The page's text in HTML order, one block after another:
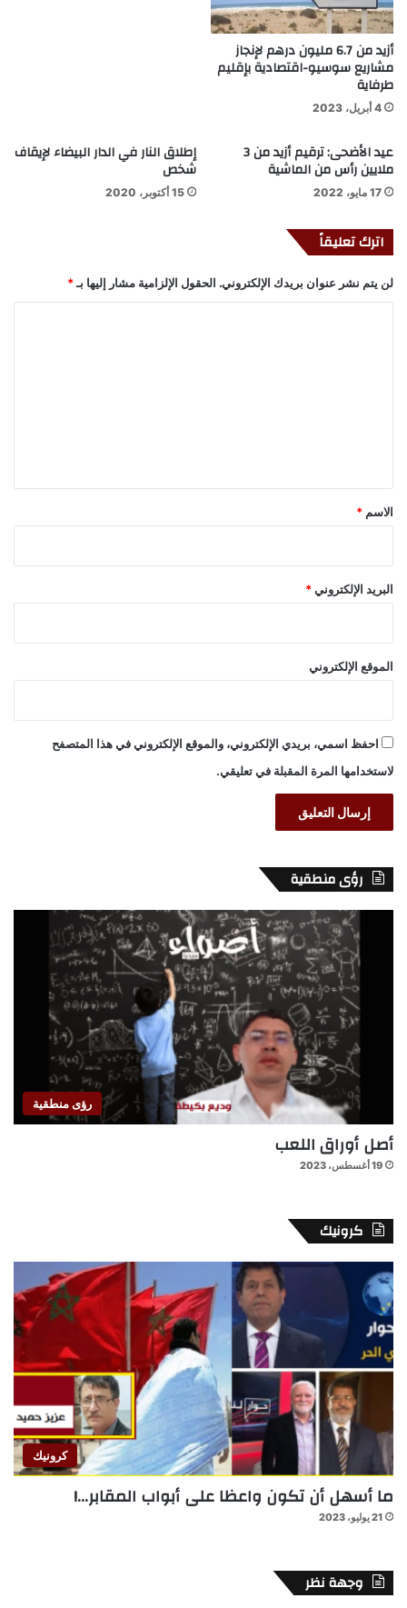
أزيد من 6.7 مليون درهم لإنجاز
مشاريع سوسيو-اقتصادية بإقليم
طرفاية
4 أبريل، 2023
عيد الأضحى: ترقيم أزيد من 3
ملايين رأس من الماشية
17 مايو، 2022
إطلاق النار في الدار البيضاء لإيقاف
شخص
15 أكتوبر، 2020
اترك تعليقاً
لن يتم نشر عنوان بريدك الإلكتروني. الحقول الإلزامية مشار إليها بـ*
*
الاسم *
البريد الإلكتروني *
الموقع الإلكتروني
احفظ اسمي، بريدي الإلكتروني، والموقع الإلكتروني في هذا المتصفح
لاستخدامها المرة المقبلة في تعليقي.
رؤى منطقية
رؤى منطقية
أصل أوراق اللعب
19 أغسطس، 2023
كرونيك
كرونيك
ما أسهل أن تكون واعظا على أبواب المقابر…!
21 يوليو، 2023
وجهة نظر